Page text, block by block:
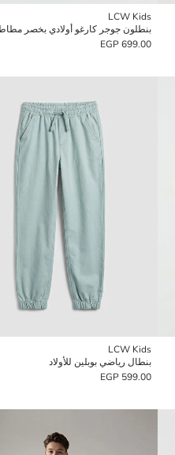
LCW Kids
بنطلون جوجر كارغو أولادي بخصر
699.00 EGP
LCW Kids
بنطال رياضي بوبلين للأولاد
599.00 EGP